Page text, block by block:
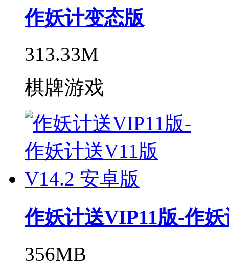
作妖计变态版
313.33M
棋牌游戏
作妖计送VIP11版-作
356MB